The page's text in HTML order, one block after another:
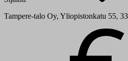
Tampere-talo Oy, Yliopistonkatu 55,